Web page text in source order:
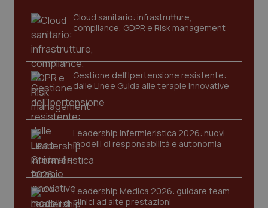
Cloud sanitario: infrastrutture,
compliance, GDPR e Risk management
Gestione dell'Ipertensione resistente:
dalle Linee Guida alle terapie innovative
Leadership Infermieristica 2026: nuovi
modelli di responsabilità e autonomia
Leadership Medica 2026: guidare team
clinici ad alte prestazioni
protette del sito. Il sito web non è in grado di
funzionare correttamente senza questi cookie.
Nome
VISITOR_PRIVACY_METADATA
.youtube.com